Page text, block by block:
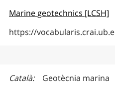
Marine geotechnics [LCSH]
https://
Català Geotècnia marina